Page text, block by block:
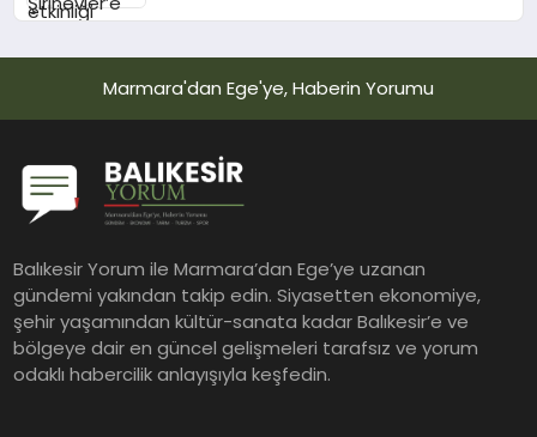
Marmara'dan Ege'ye, Haberin Yorumu
Balıkesir Yorum ile Marmara’dan Ege’ye uzanan
gündemi yakından takip edin. Siyasetten ekonomiye,
şehir yaşamından kültür-sanata kadar Balıkesir’e ve
bölgeye dair en güncel gelişmeleri tarafsız ve yorum
odaklı habercilik anlayışıyla keşfedin.